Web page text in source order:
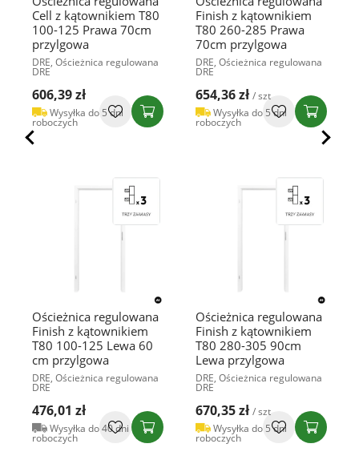
Cell z kątownikiem T80
100-125 Prawa 70cm
przylgowa
DRE, Ościeżnica regulowana
DRE
606,39 zł
Wysyłka do 5 dni
roboczych
Ościeżnica regulowana
Finish z kątownikiem
T80 100-125 Lewa 60
cm przylgowa
DRE, Ościeżnica regulowana
DRE
476,01 zł
Wysyłka do 40 dni
roboczych
Finish z kątownikiem
T80 260-285 Prawa
70cm przylgowa
DRE, Ościeżnica regulowana
DRE
654,36 zł / szt
Wysyłka do 5 dni
roboczych
Ościeżnica regulowana
Finish z kątownikiem
T80 280-305 90cm
Lewa przylgowa
DRE, Ościeżnica regulowana
DRE
670,35 zł / szt
Wysyłka do 5 dni
roboczych